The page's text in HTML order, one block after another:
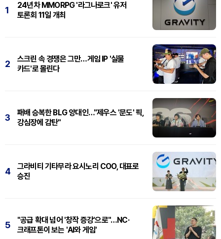
1
24년차 MMORPG '라그나로크' 유저
토론회 11일 개최
2
스크린 속 경쟁은 그만…게임 IP '실물
카드'로 몰린다
3
패배 승복한 BLG 양대인…"제우스 '문도' 픽,
강심장에 감탄"
4
그라비티 기타무라 요시노리 COO, 대표로
승진
5
"공급 확대 넘어 '창작 증강'으로"…NC·
크래프톤이 보는 'AI와 게임'